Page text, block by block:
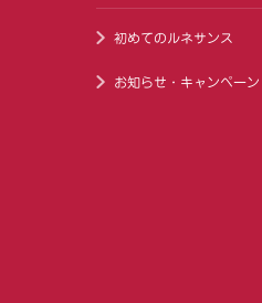
初めてのルネサンス
お知らせ・キャンペーン